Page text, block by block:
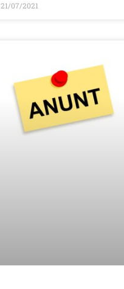
21/07/2021